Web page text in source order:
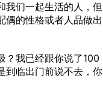
们一起生活的人，但
偶的性格或者人品做出
我已经跟你说了100
到临出门前说不去，你